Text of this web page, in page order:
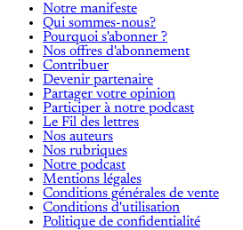
Notre manifeste
Qui sommes-nous?
Pourquoi s'abonner ?
Nos offres d'abonnement
Contribuer
Devenir partenaire
Partager votre opinion
Participer à notre podcast
Le Fil des lettres
Nos auteurs
Nos rubriques
Notre podcast
Mentions légales
Conditions générales de vente
Conditions d'utilisation
Politique de confidentialité